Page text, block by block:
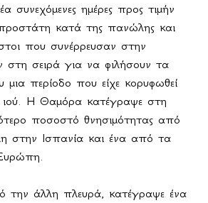
συνεχόμενες ημέρες προς τιμήν
κατά της πανώλης και
που συνέρρευσαν στην
στη σειρά για να φιλήσουν τα
μια περίοδο που είχε κορυφωθεί
Η Θαμόρα κατέγραψε στη
ποσοστό θνησιμότητας από
στην Ισπανία και ένα από τα
άλλη πλευρά, κατέγραψε ένα